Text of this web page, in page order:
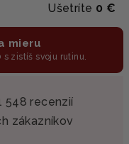
Ušetríte 0 €
mieru
zistíš svoju rutinu.
548 recenzií
zákazníkov